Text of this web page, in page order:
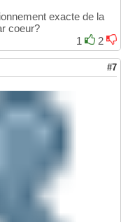
exacte de la
coeur?
1
2
#7